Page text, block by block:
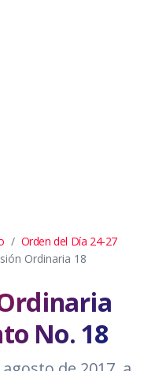
Orden del Día 24-27
Ordinaria 18
No. 18